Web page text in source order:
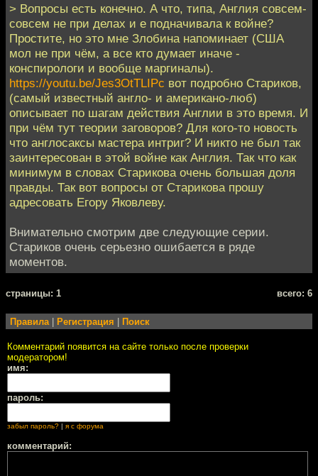
> Вопросы есть конечно. А что, типа, Англия совсем-
совсем не при делах и е подначивала к войне?
Простите, но это мне Злобина напоминает (США
мол не при чём, а все кто думает иначе -
конспирологи и вообще маргиналы).
https://youtu.be/Jes3OtTLIPc вот подробно Стариков,
(самый известный англо- и американо-люб)
описывает по шагам действия Англии в это время. И
при чём тут теории заговоров? Для кого-то новость
что англосаксы мастера интриг? И никто не был так
заинтересован в этой войне как Англия. Так что как
минимум в словах Старикова очень большая доля
правды. Так вот вопросы от Старикова прошу
адресовать Егору Яковлеву.
Внимательно смотрим две следующие серии.
Стариков очень серьезно ошибается в ряде
моментов.
cтраницы: 1 всего: 6
Правила Регистрация Поиск
Комментарий появится на сайте только после проверки
модератором!
имя:
пароль:
забыл пароль? | я с форума
комментарий: